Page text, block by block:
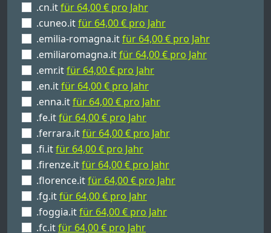
.cn.itfür 64,00 € pro Jahr
.cuneo.itfür 64,00 € pro Jahr
.emilia-romagna.itfür 64,00 € pro Jahr
.emiliaromagna.itfür 64,00 € pro Jahr
.emr.itfür 64,00 € pro Jahr
.en.itfür 64,00 € pro Jahr
.enna.itfür 64,00 € pro Jahr
.fe.itfür 64,00 € pro Jahr
.ferrara.itfür 64,00 € pro Jahr
.fi.itfür 64,00 € pro Jahr
.firenze.itfür 64,00 € pro Jahr
.florence.itfür 64,00 € pro Jahr
.fg.itfür 64,00 € pro Jahr
.foggia.itfür 64,00 € pro Jahr
.fc.itfür 64,00 € pro Jahr